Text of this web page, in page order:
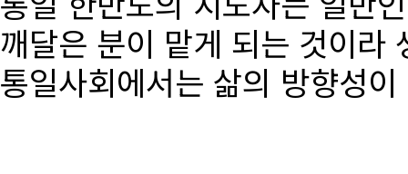
깨달은 분이 맡게 되는 것이라
통일사회에서는 삶의 방향성